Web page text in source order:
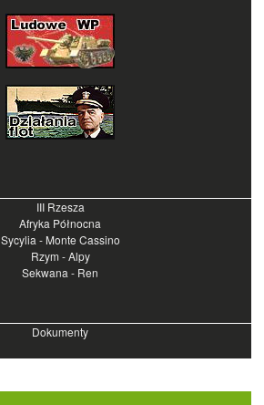
III Rzesza
Afryka Północna
Sycylia - Monte Cassino
Rzym - Alpy
Sekwana - Ren
Dokumenty